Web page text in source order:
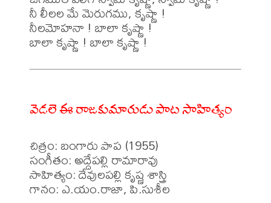
నీ లీలల మే మెరుగము, కృష్ణా !
నీలమోహనా ! బాలా కృష్ణా !
వెడలె ఈ రాజకుమారుడు పాట సాహిత్యం
చిత్రం: బంగారు పాప (1955)
సంగీతం: అద్దేపల్లి రామారావు
సాహిత్యం: దేవులపల్లి కృష్ణ శాస్త్రి
గానం: ఎ.యం.రాజా, పి.సుశీల